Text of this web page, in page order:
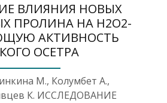
ВЛИЯНИЯ НОВЫХ
ПРОЛИНА НА H2O2-
АКТИВНОСТЬ
ОСЕТРА
М., Колумбет А.,
К. ИССЛЕДОВАНИЕ